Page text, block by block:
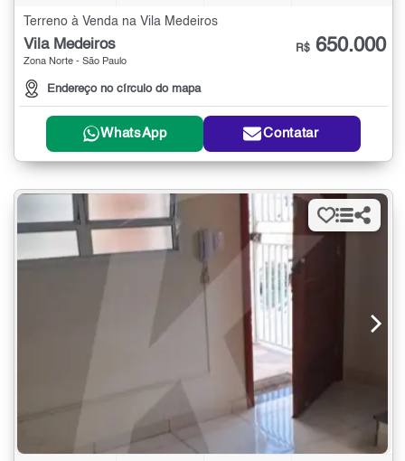
Terreno à Venda na Vila Medeiros
Vila Medeiros
Zona Norte - São Paulo
Endereço no círculo do mapa
R$ 650.000
WhatsApp Contatar